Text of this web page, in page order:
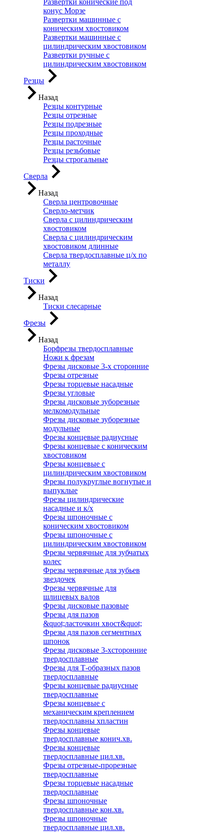
Развертки конические под
конус Морзе
Развертки машинные с
коническим хвостовиком
Развертки машинные с
цилиндрическим хвостовиком
Развертки ручные с
цилиндрическим хвостовиком
Резцы
Назад
Резцы контурные
Резцы отрезные
Резцы подрезные
Резцы проходные
Резцы расточные
Резцы резьбовые
Резцы строгальные
Сверла
Назад
Сверла центровочные
Сверло-метчик
Сверла с цилиндрическим
хвостовиком
Сверла с цилиндрическим
хвостовиком длинные
Сверла твердосплавные ц/х по
металлу
Тиски
Назад
Тиски слесарные
Фрезы
Назад
Борфрезы твердосплавные
Ножи к фрезам
Фрезы дисковые 3-х сторонние
Фрезы отрезные
Фрезы торцевые насадные
Фрезы угловые
Фрезы дисковые зуборезные
мелкомодульные
Фрезы дисковые зуборезные
модульные
Фрезы концевые радиусные
Фрезы концевые с коническим
хвостовиком
Фрезы концевые с
цилиндрическим хвостовиком
Фрезы полукруглые вогнутые и
выпуклые
Фрезы цилиндрические
насадные и к/х
Фрезы шпоночные с
коническим хвостовиком
Фрезы шпоночные с
цилиндрическим хвостовиком
Фрезы червячные для зубчатых
колес
Фрезы червячные для зубьев
звездочек
Фрезы червячные для
шлицевых валов
Фрезы дисковые пазовые
Фрезы для пазов
&quot;ласточкин хвост&quot;
Фрезы для пазов сегментных
шпонок
Фрезы дисковые 3-хсторонние
твердосплавные
Фрезы для Т-образных пазов
твердосплавные
Фрезы концевые радиусные
твердосплавные
Фрезы концевые с
механическим креплением
твердосплавны хпластин
Фрезы концевые
твердосплавные конич.хв.
Фрезы концевые
твердосплавные цил.хв.
Фрезы отрезные-прорезные
твердосплавные
Фрезы торцевые насадные
твердосплавные
Фрезы шпоночные
твердосплавные кон.хв.
Фрезы шпоночные
твердосплавные цил.хв.